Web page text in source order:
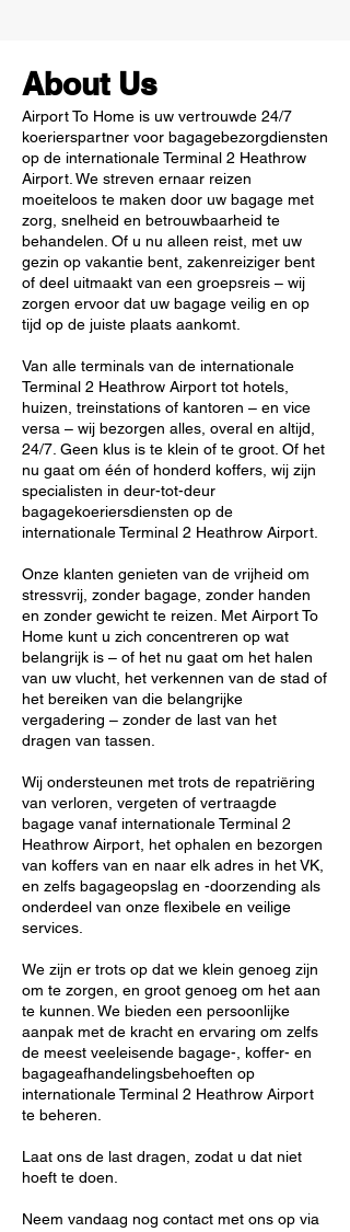
About Us
Airport To Home is uw vertrouwde 24/7
koerierspartner voor bagagebezorgdiensten
op de internationale Terminal 2 Heathrow
Airport. We streven ernaar reizen
moeiteloos te maken door uw bagage met
zorg, snelheid en betrouwbaarheid te
behandelen. Of u nu alleen reist, met uw
gezin op vakantie bent, zakenreiziger bent
of deel uitmaakt van een groepsreis – wij
zorgen ervoor dat uw bagage veilig en op
tijd op de juiste plaats aankomt.
Van alle terminals van de internationale
Terminal 2 Heathrow Airport tot hotels,
huizen, treinstations of kantoren – en vice
versa – wij bezorgen alles, overal en altijd,
24/7. Geen klus is te klein of te groot. Of het
nu gaat om één of honderd koffers, wij zijn
specialisten in deur-tot-deur
bagagekoeriersdiensten op de
internationale Terminal 2 Heathrow Airport.
Onze klanten genieten van de vrijheid om
stressvrij, zonder bagage, zonder handen
en zonder gewicht te reizen. Met Airport To
Home kunt u zich concentreren op wat
belangrijk is – of het nu gaat om het halen
van uw vlucht, het verkennen van de stad of
het bereiken van die belangrijke
vergadering – zonder de last van het
dragen van tassen.
Wij ondersteunen met trots de repatriëring
van verloren, vergeten of vertraagde
bagage vanaf internationale Terminal 2
Heathrow Airport, het ophalen en bezorgen
van koffers van en naar elk adres in het VK,
en zelfs bagageopslag en -doorzending als
onderdeel van onze flexibele en veilige
services.
We zijn er trots op dat we klein genoeg zijn
om te zorgen, en groot genoeg om het aan
te kunnen. We bieden een persoonlijke
aanpak met de kracht en ervaring om zelfs
de meest veeleisende bagage-, koffer- en
bagageafhandelingsbehoeften op
internationale Terminal 2 Heathrow Airport
te beheren.
Laat ons de last dragen, zodat u dat niet
hoeft te doen.
Neem vandaag nog contact met ons op via